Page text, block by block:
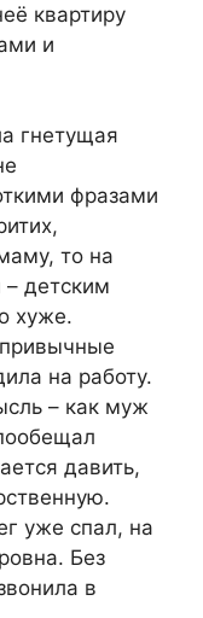
квартиру
и
гнетущая
фразами
то на
– детским
хуже.
на работу.
– как муж
давить,
уже спал, на
Без
в